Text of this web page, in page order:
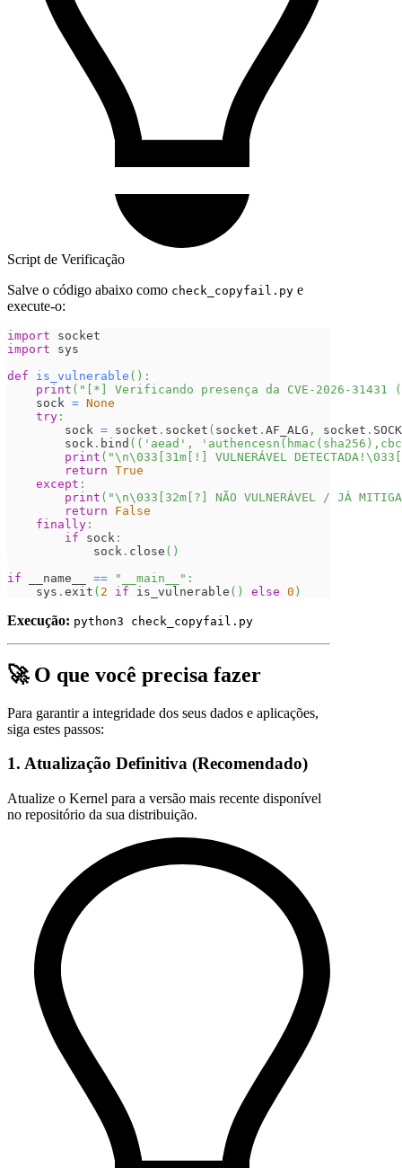
Script de Verificação
Salve o código abaixo como check_copyfail.py e
execute-o:
import socket
import sys
def
is_vulnerable ( ) :
print ( "[*] Verificando presença da CVE-2026-
    sock
= None
try :
        sock
= socket . socket ( socket . AF_ALG , socket .
        sock
. bind ( ( 'aead' ,
print ( "\n\033[31m[!] VULNERÁVEL
return True
except :
print ( "\n\033[32m[?] NÃO VULNERÁVEL / JÁ
return
False
finally :
if sock :
            sock
. close ( )
if __name__ == "__main__" :
    sys
. exit ( 2 if is_vulnerable ( ) else 0 )
Execução: python3 check_copyfail.py
🚀 O que você precisa fazer
Para garantir a integridade dos seus dados e aplicações,
siga estes passos:
1. Atualização Definitiva (Recomendado)
Atualize o Kernel para a versão mais recente disponível
no repositório da sua distribuição.